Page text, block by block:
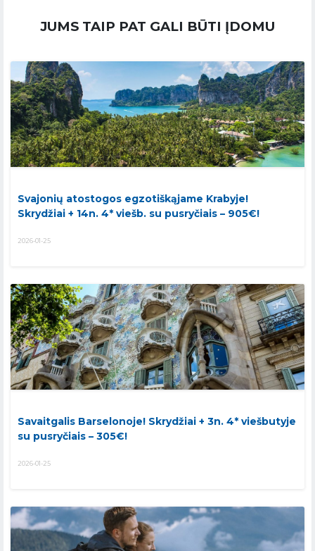
JUMS TAIP PAT GALI BŪTI ĮDOMU
Svajonių atostogos egzotiškąjame Krabyje!
Skrydžiai + 14n. 4* viešb. su pusryčiais – 905€!
2026-01-25
Savaitgalis Barselonoje! Skrydžiai + 3n. 4* viešbutyje
su pusryčiais – 305€!
2026-01-25